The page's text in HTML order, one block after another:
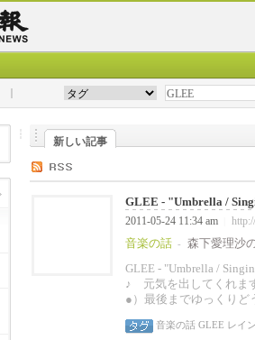
新しい記事
GLEE - "Umbrella /
2011-05-24 11:34 am
音楽の話 -
森下愛理沙
GLEE - "Umbrella /
♪ 元気を出してくれま
●）最後までゆっくりど
音楽の話 GLEE レイ